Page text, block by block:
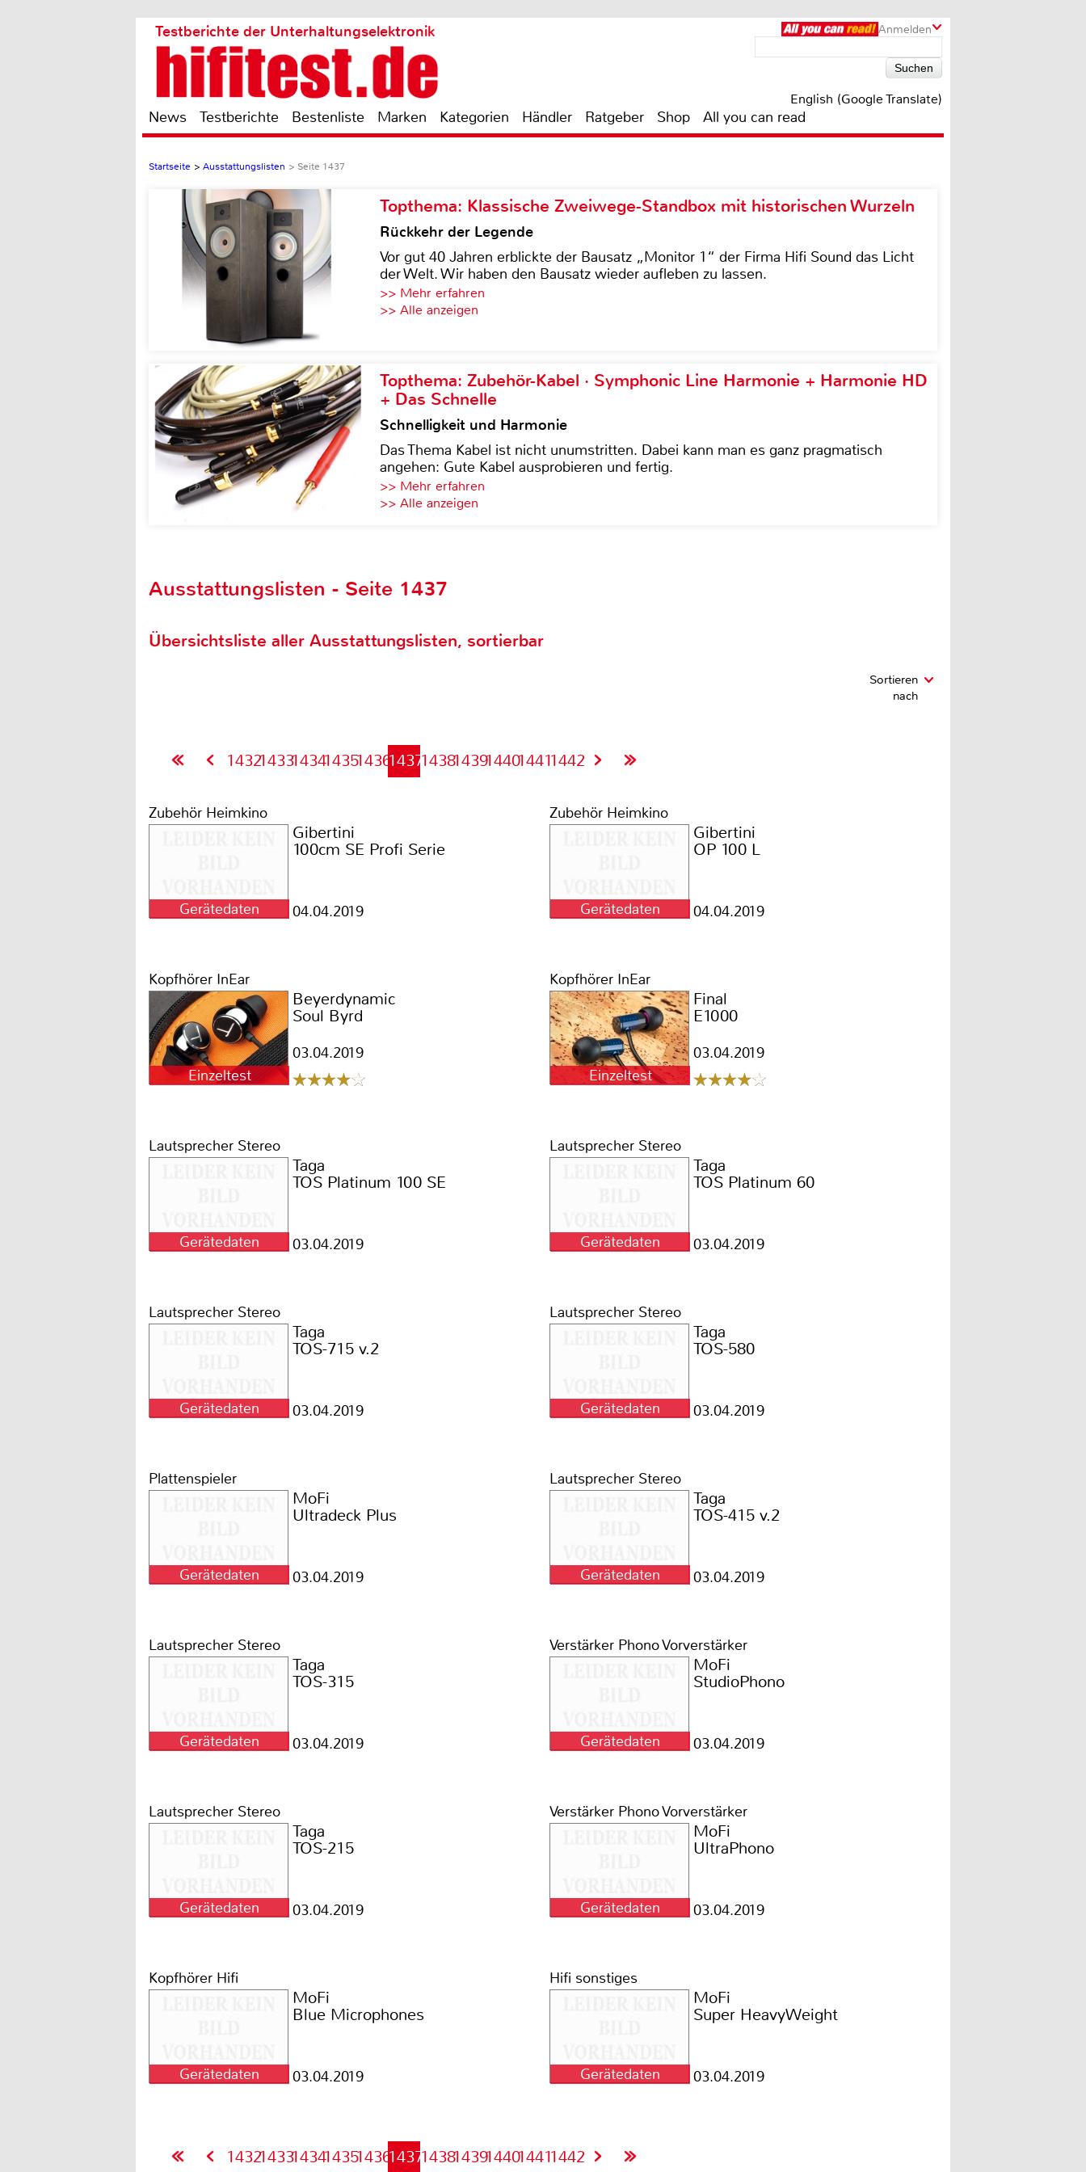
Anmelden
Testberichte der Unterhaltungselektronik
English (Google Translate)
News Testberichte Bestenliste Marken Kategorien Händler Ratgeber Shop All you can read
Startseite > Ausstattungslisten > Seite 1437
Topthema: Klassische Zweiwege-Standbox mit historischen Wurzeln
Rückkehr der Legende
Vor gut 40 Jahren erblickte der Bausatz „Monitor 1“ der Firma Hifi Sound das Licht
der Welt. Wir haben den Bausatz wieder aufleben zu lassen.
>> Mehr erfahren
>> Alle anzeigen
Topthema: Zubehör-Kabel · Symphonic Line Harmonie + Harmonie HD
+ Das Schnelle
Schnelligkeit und Harmonie
Das Thema Kabel ist nicht unumstritten. Dabei kann man es ganz pragmatisch
angehen: Gute Kabel ausprobieren und fertig.
>> Mehr erfahren
>> Alle anzeigen
Ausstattungslisten - Seite 1437
Übersichtsliste aller Ausstattungslisten, sortierbar
Sortieren
nach
14321433143414351436143714381439144014411442
Zubehör Heimkino
Gerätedaten
Gibertini
100cm SE Profi Serie
04.04.2019
Zubehör Heimkino
Gerätedaten
Gibertini
OP 100 L
04.04.2019
Kopfhörer InEar
Einzeltest
Beyerdynamic
Soul Byrd
03.04.2019
Kopfhörer InEar
Einzeltest
Final
E1000
03.04.2019
Lautsprecher Stereo
Gerätedaten
Taga
TOS Platinum 100 SE
03.04.2019
Lautsprecher Stereo
Gerätedaten
Taga
TOS Platinum 60
03.04.2019
Lautsprecher Stereo
Gerätedaten
Taga
TOS-715 v.2
03.04.2019
Lautsprecher Stereo
Gerätedaten
Taga
TOS-580
03.04.2019
Plattenspieler
Gerätedaten
MoFi
Ultradeck Plus
03.04.2019
Lautsprecher Stereo
Gerätedaten
Taga
TOS-415 v.2
03.04.2019
Lautsprecher Stereo
Gerätedaten
Taga
TOS-315
03.04.2019
Verstärker Phono Vorverstärker
Gerätedaten
MoFi
StudioPhono
03.04.2019
Lautsprecher Stereo
Gerätedaten
Taga
TOS-215
03.04.2019
Verstärker Phono Vorverstärker
Gerätedaten
MoFi
UltraPhono
03.04.2019
Kopfhörer Hifi
Gerätedaten
MoFi
Blue Microphones
03.04.2019
Hifi sonstiges
Gerätedaten
MoFi
Super HeavyWeight
03.04.2019
14321433143414351436143714381439144014411442